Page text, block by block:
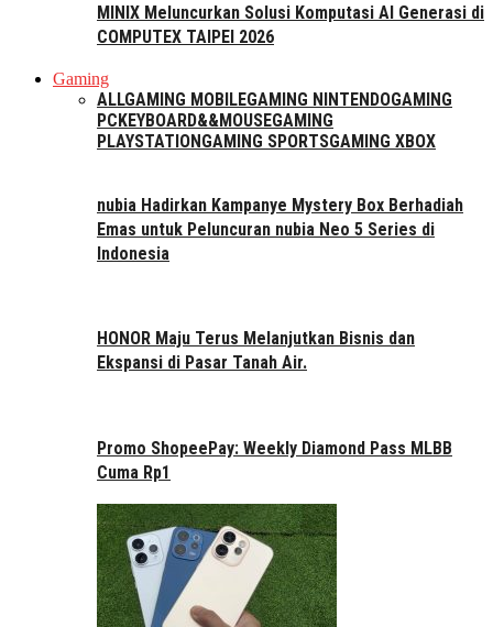
MINIX Meluncurkan Solusi Komputasi AI Generasi di
COMPUTEX TAIPEI 2026
Gaming
ALLGAMING MOBILEGAMING NINTENDOGAMING
PCKEYBOARD&&MOUSEGAMING
PLAYSTATIONGAMING SPORTSGAMING XBOX
nubia Hadirkan Kampanye Mystery Box Berhadiah
Emas untuk Peluncuran nubia Neo 5 Series di
Indonesia
HONOR Maju Terus Melanjutkan Bisnis dan
Ekspansi di Pasar Tanah Air.
Promo ShopeePay: Weekly Diamond Pass MLBB
Cuma Rp1